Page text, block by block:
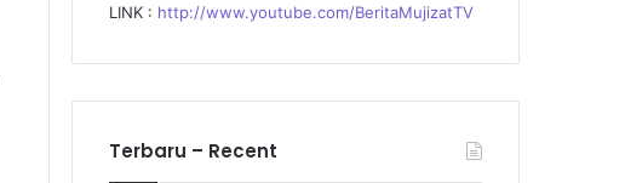
LINK : http://www.youtube.com/BeritaMujizatTV
Terbaru – Recent